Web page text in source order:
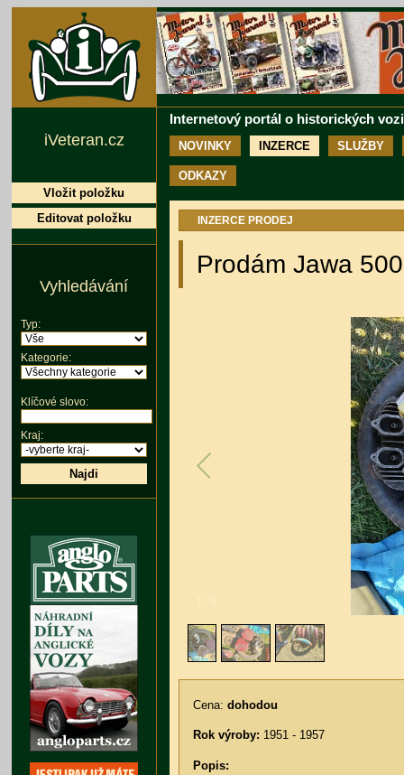
Internetový portál o historických
NOVINKY INZERCE SLUŽBY
ODKAZY
INZERCE PRODEJ
Prodám Jawa
/ 3
Cena: dohodou
Rok výroby: 1951 - 1957
Popis:
iVeteran.cz
Vložit položku
Editovat položku
Vyhledávání
Typ:
Kategorie:
Klíčové slovo:
Kraj:
Najdi